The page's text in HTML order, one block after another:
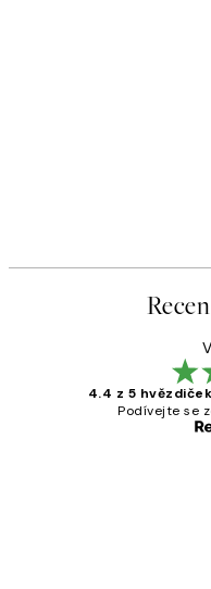
4.4 z 5 hvězdiček
Podívejte se